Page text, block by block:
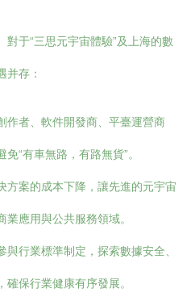
對于“三思元宇宙體驗”及上海的數
并存：
作者、軟件開發商、平臺運營商
“有車無路，有路無貨”。
方案的成本下降，讓先進的元宇宙
應用與公共服務領域。
與行業標準制定，探索數據安全、
保行業健康有序發展。